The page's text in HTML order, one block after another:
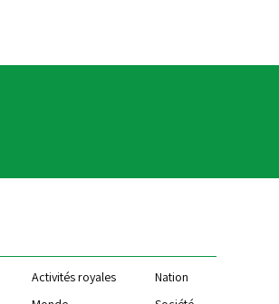
Activités royales
Nation